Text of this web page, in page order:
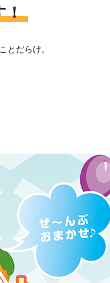
！
とだらけ。